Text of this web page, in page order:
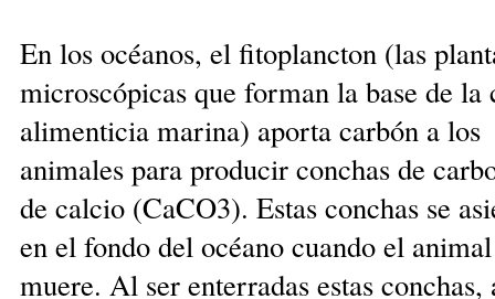
En los océanos, el fitoplancton (las
microscópi­cas que forman la base de la
alimenticia marina) aporta carbón a los
animales para producir conchas de
de calcio (CaCO3). Estas conchas se
en el fondo del océano cuando el ani­mal
muere. Al ser enterra­das estas conchas,